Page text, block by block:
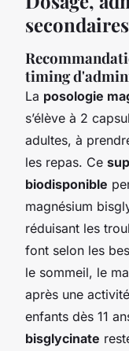
secondaires
timing
La posologie
s’élève à 2
adultes, à
les repas. Ce
biodisponible
magnésium
réduisant les
font selon les
le sommeil, le
après une
enfants dès 11
bisglycinate